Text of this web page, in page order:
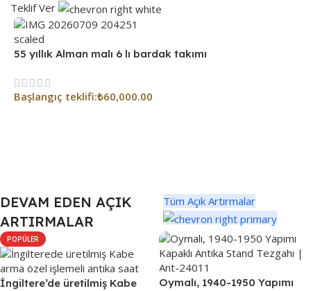
Teklif Ver
55 yıllık Alman malı 6 lı bardak takımı
Başlangıç ​​teklifi:₺60,000.00
DEVAM EDEN AÇIK
ARTIRMALAR
Tüm Açık Artırmalar
POPÜLER
İngiltere’de üretilmiş Kabe
Oymalı, 1940-1950 Yapımı